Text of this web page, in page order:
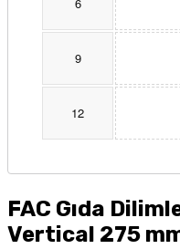
9
12
FAC Gıda
Vertical 275